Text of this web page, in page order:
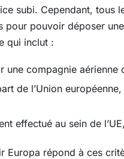
subi. Cependant,
pour pouvoir déposer
qui inclut :
une compagnie aérienne
de l’Union
effectué au sein de
Europa répond à ces